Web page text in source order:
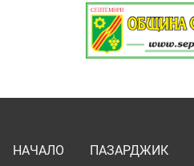
НАЧАЛО ПАЗАРДЖИК